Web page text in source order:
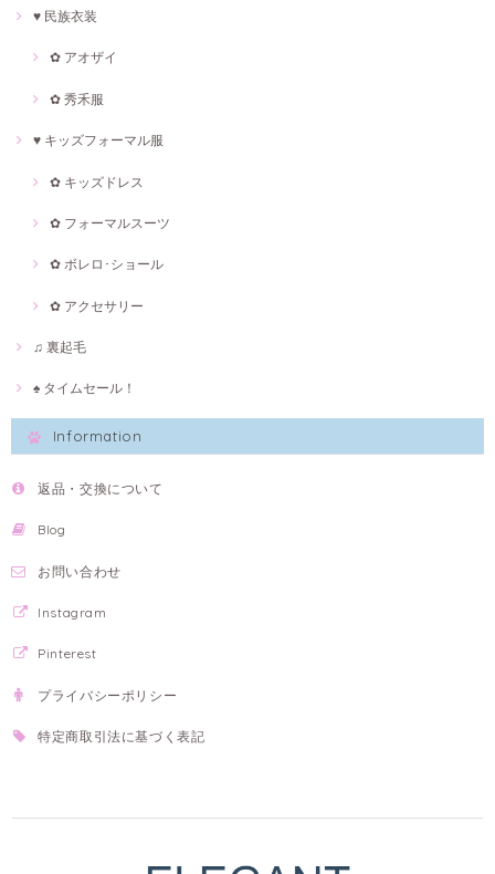
♥ 民族衣装
✿ アオザイ
✿ 秀禾服
♥ キッズフォーマル服
✿ キッズドレス
✿ フォーマルスーツ
✿ ボレロ･ショール
✿ アクセサリー
♫ 裏起毛
♠ タイムセール！
Information
返品・交換について
Blog
お問い合わせ
Instagram
Pinterest
プライバシーポリシー
特定商取引法に基づく表記